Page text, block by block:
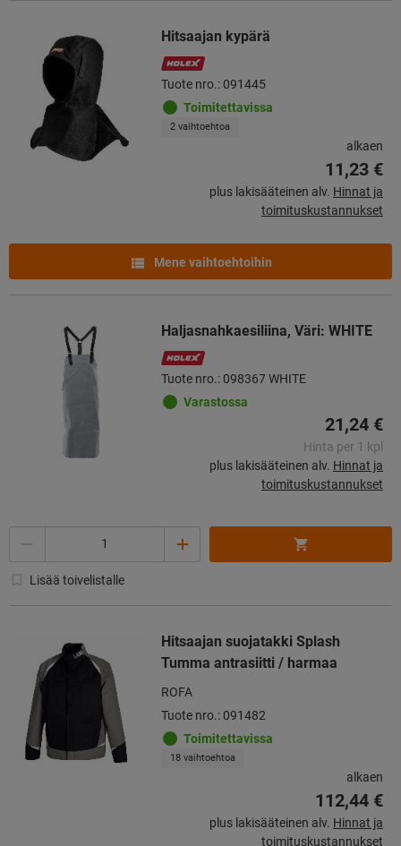
Hitsaajan kypärä
Tuote nro.: 091445
Toimitettavissa
2 vaihtoehtoa
alkaen
11,23 €
plus lakisääteinen alv. Hinnat ja
toimituskustannukset
Mene vaihtoehtoihin
Haljasnahkaesiliina, Väri: WHITE
Tuote nro.: 098367 WHITE
Varastossa
21,24 €
Hinta per 1 kpl
plus lakisääteinen alv. Hinnat ja
toimituskustannukset
Lisää toivelistalle
Hitsaajan suojatakki Splash
Tumma antrasiitti / harmaa
ROFA
Tuote nro.: 091482
Toimitettavissa
18 vaihtoehtoa
alkaen
112,44 €
plus lakisääteinen alv. Hinnat ja
toimituskustannukset